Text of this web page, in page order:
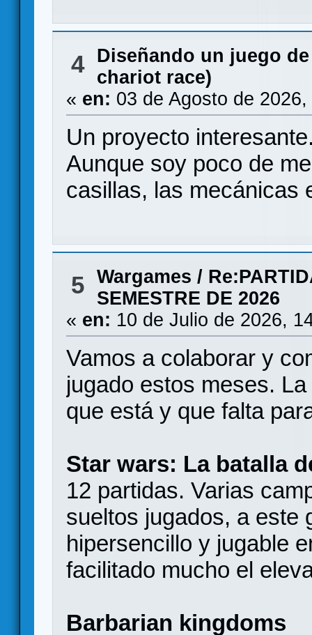
4
Diseñando un juego
chariot race)
« en: 03 de Agosto de
Un proyecto
Aunque soy poco de
casillas, las mecánicas
5 Wargames /
SEMESTRE DE 2026
« en: 10 de Julio de 2026,
Vamos a colaborar y
jugado estos meses.
que está y que falta
Star wars: La batalla
12 partidas. Varias
sueltos jugados, a este
hipersencillo y jugable
facilitado mucho el
Barbarian kingdoms